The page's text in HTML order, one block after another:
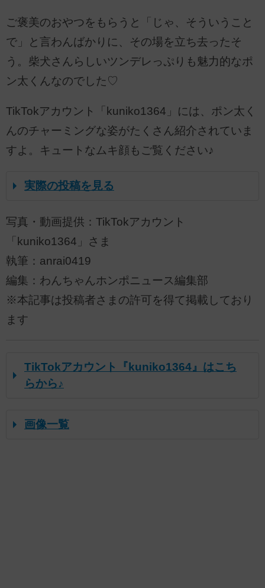
ご褒美のおやつをもらうと「じゃ、そういうこと
で」と言わんばかりに、その場を立ち去ったそ
う。柴犬さんらしいツンデレっぷりも魅力的なポ
ン太くんなのでした♡
TikTokアカウント「kuniko1364」には、ポン太く
んのチャーミングな姿がたくさん紹介されていま
すよ。キュートなムキ顔もご覧ください♪
実際の投稿を見る
写真・動画提供：TikTokアカウント
「kuniko1364」さま
執筆：anrai0419
編集：わんちゃんホンポニュース編集部
※本記事は投稿者さまの許可を得て掲載しており
ます
TikTokアカウント『kuniko1364』はこち
らから♪
画像一覧